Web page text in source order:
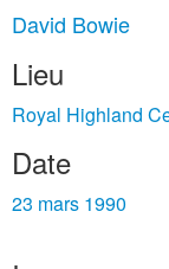
David Bowie
Lieu
Royal Highland
Date
23 mars 1990